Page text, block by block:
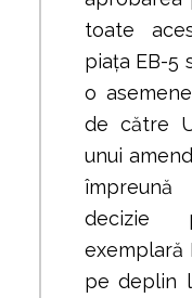
toate
piața EB-5
o
de către
unui
decizie
exemplară
pe deplin